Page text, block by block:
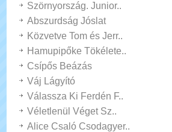
Szörnyország. Junior..
Abszurdság Jóslat
Közvetve Tom és Jerr..
Hamupipőke Tökélete..
Csípős Beázás
Váj Lágyító
Válassza Ki Ferdén F..
Véletlenül Véget Sz..
Alice Csaló Csodagyer..